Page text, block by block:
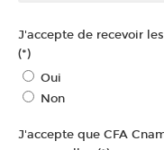
J'accepte de recevoir
(*)
Oui
Non
J'accepte que CFA